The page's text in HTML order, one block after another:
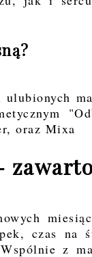
ulubionych
oraz Mixa
czas na
Wspólnie z